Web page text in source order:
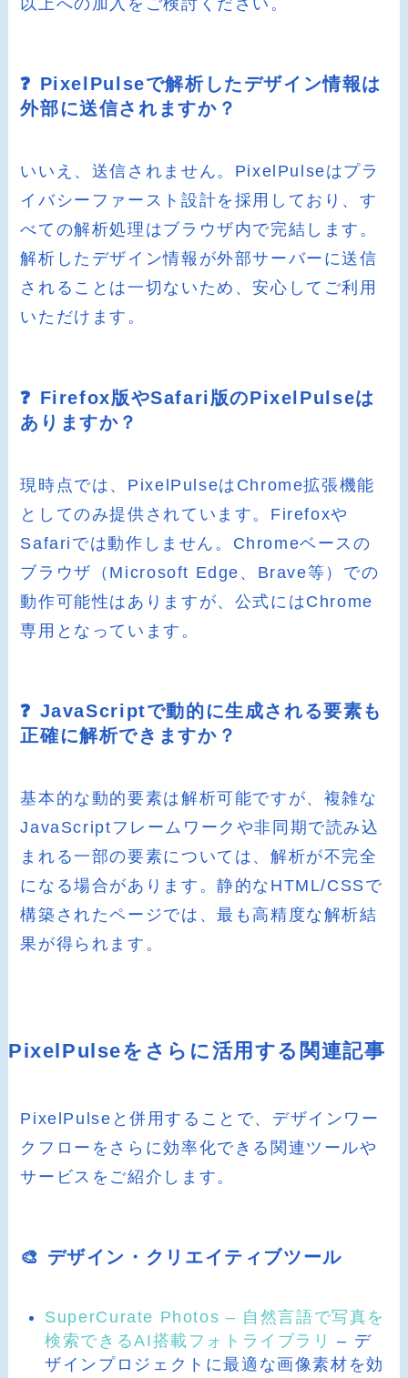
❓ PixelPulseで解析したデザイン情報は
外部に送信されますか？
いいえ、送信されません。PixelPulseはプラ
イバシーファースト設計を採用しており、す
べての解析処理はブラウザ内で完結します。
解析したデザイン情報が外部サーバーに送信
されることは一切ないため、安心してご利用
いただけます。
❓ Firefox版やSafari版のPixelPulseは
ありますか？
現時点では、PixelPulseはChrome拡張機能
としてのみ提供されています。Firefoxや
Safariでは動作しません。Chromeベースの
ブラウザ（Microsoft Edge、Brave等）での
動作可能性はありますが、公式にはChrome
専用となっています。
❓ JavaScriptで動的に生成される要素も
正確に解析できますか？
基本的な動的要素は解析可能ですが、複雑な
JavaScriptフレームワークや非同期で読み込
まれる一部の要素については、解析が不完全
になる場合があります。静的なHTML/CSSで
構築されたページでは、最も高精度な解析結
果が得られます。
PixelPulseをさらに活用する関連記事
PixelPulseと併用することで、デザインワー
クフローをさらに効率化できる関連ツールや
サービスをご紹介します。
🎨 デザイン・クリエイティブツール
SuperCurate Photos – 自然言語で写真を
検索できるAI搭載フォトライブラリ – デ
ザインプロジェクトに最適な画像素材を効